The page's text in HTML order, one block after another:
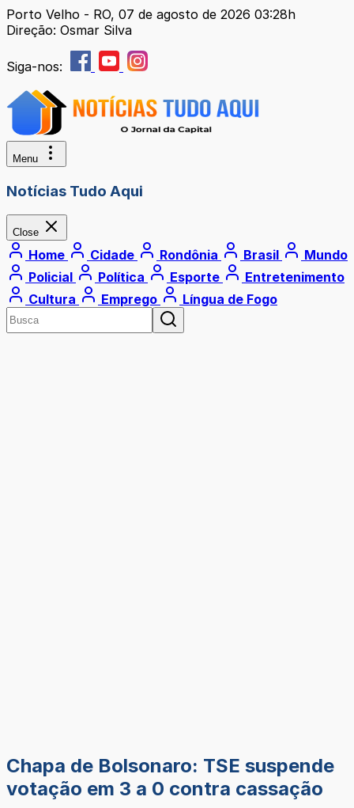
Porto Velho - RO, 07 de agosto de 2026 03:28h
Direção: Osmar Silva
Siga-nos:
Menu
Notícias Tudo Aqui
Close
Home Cidade Rondônia Brasil
Mundo
Policial
Política Esporte
Entretenimento
Cultura
Emprego Língua de Fogo
Chapa de Bolsonaro: TSE suspende
votação em 3 a 0 contra cassação